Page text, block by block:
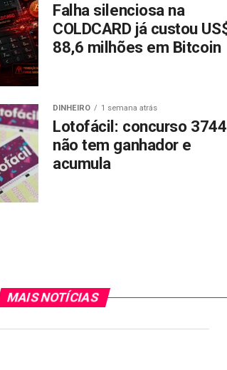
Falha silenciosa na
COLDCARD já custou
88,6 milhões em Bitcoin
DINHEIRO 1 semana atrás
Lotofácil: concurso 3744
não tem ganhador e
acumula
MAIS NOTÍCIAS